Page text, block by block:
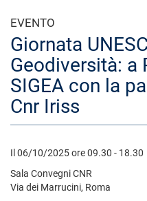
EVENTO
Giornata
Geodiversità: a
SIGEA con la
Cnr Iriss
Il 06/10/2025 ore 09.30 - 18.30
Sala Convegni CNR
Via dei Marrucini, Roma